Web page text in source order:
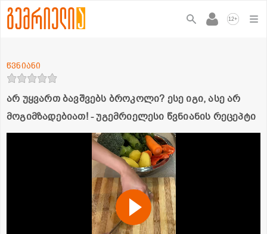
12+
არ უყვართ ბავშვებს ბროკოლი? ესე იგი, ასე არ
მოგიმზადებიათ! - უგემრიელესი წვნიანის რეცეპტი
წვნიანი